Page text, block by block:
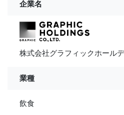
企業名
株式会社グラフィックホール
業種
飲食